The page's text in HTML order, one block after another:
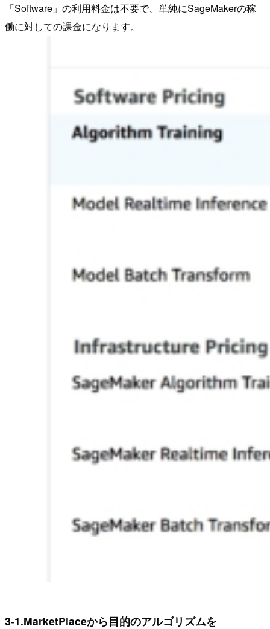
「Software」の利用料金は不要で、単純にSageMakerの稼
働に対しての課金になります。
3-1.MarketPlaceから目的のアルゴリズムを